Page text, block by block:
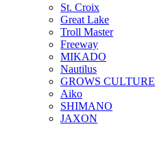
St. Croix
Great Lake
Troll Master
Freeway
MIKADO
Nautilus
GROWS CULTURE
Aiko
SHIMANO
JAXON